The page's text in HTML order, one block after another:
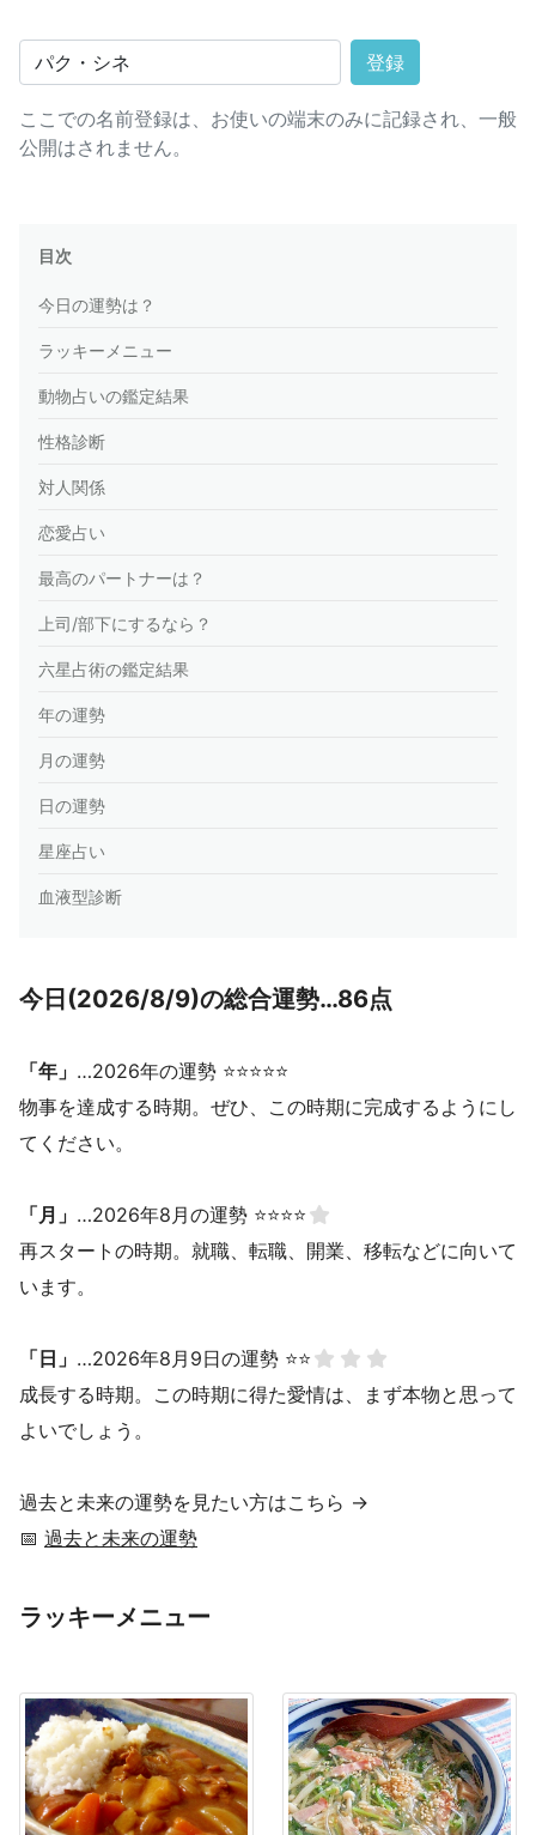
登録
ここでの名前登録は、お使いの端末のみに記録され、一般
公開はされません。
目次
今日の運勢は？
ラッキーメニュー
動物占いの鑑定結果
性格診断
対人関係
恋愛占い
最高のパートナーは？
上司/部下にするなら？
六星占術の鑑定結果
年の運勢
月の運勢
日の運勢
星座占い
血液型診断
今日(2026/8/9)の総合運勢…86点
「年」 …2026年の運勢 ⭐⭐⭐⭐⭐
物事を達成する時期。ぜひ、この時期に完成するようにし
てください。
「月」 …2026年8月の運勢 ⭐⭐⭐⭐
再スタートの時期。就職、転職、開業、移転などに向いて
います。
「日」 …2026年8月9日の運勢 ⭐⭐
成長する時期。この時期に得た愛情は、まず本物と思って
よいでしょう。
過去と未来の運勢を見たい方はこちら →
📅 過去と未来の運勢
ラッキーメニュー